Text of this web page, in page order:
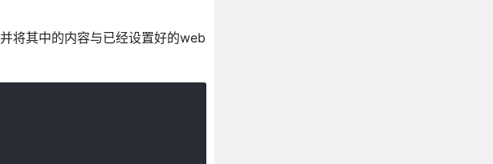
将其中的内容与已经设置好的web